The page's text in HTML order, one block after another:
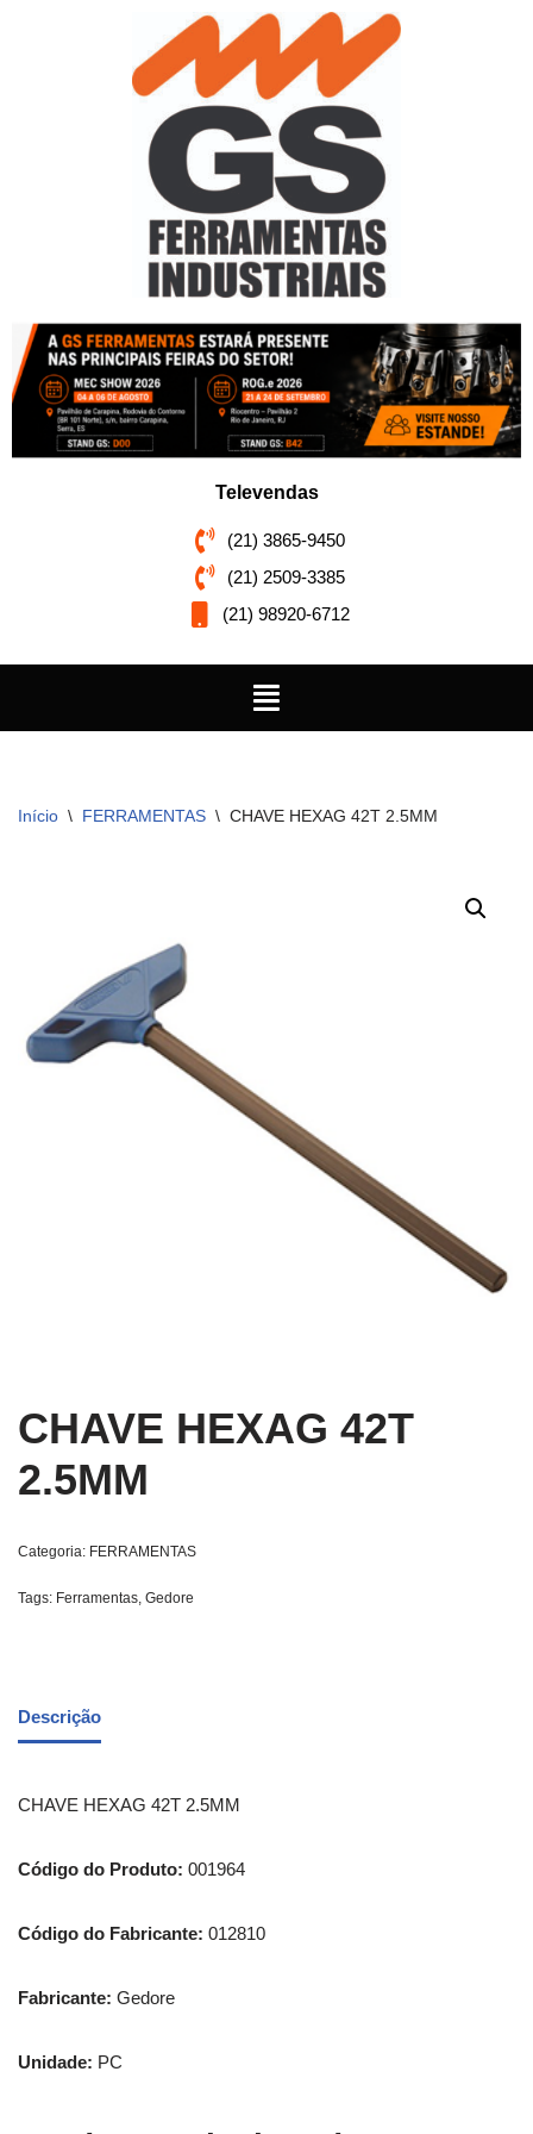
Televendas
(21) 3865-9450
(21) 2509-3385
(21) 98920-6712
Início \ FERRAMENTAS \ CHAVE HEXAG 42T 2.5MM
CHAVE HEXAG 42T
2.5MM
Categoria: FERRAMENTAS
Tags: Ferramentas, Gedore
Descrição
CHAVE HEXAG 42T 2.5MM
Código do Produto: 001964
Código do Fabricante: 012810
Fabricante: Gedore
Unidade: PC